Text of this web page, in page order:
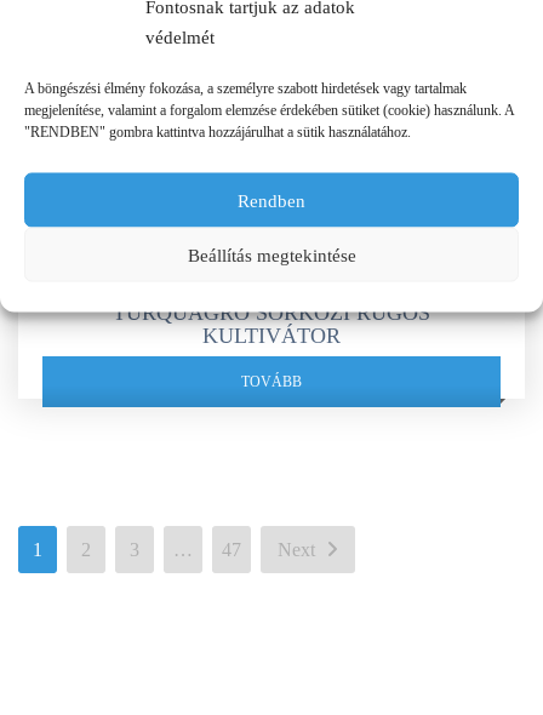
Fontosnak tartjuk az adatok
védelmét
A böngészési élmény fokozása, a személyre szabott hirdetések vagy tartalmak
megjelenítése, valamint a forgalom elemzése érdekében sütiket (cookie) használunk. A
"RENDBEN" gombra kattintva hozzájárulhat a sütik használatához.
Rendben
Beállítás megtekintése
TURQUAGRO SORKÖZI RUGÓS
KULTIVÁTOR
TOVÁBB
1 2 3 … 47 Next